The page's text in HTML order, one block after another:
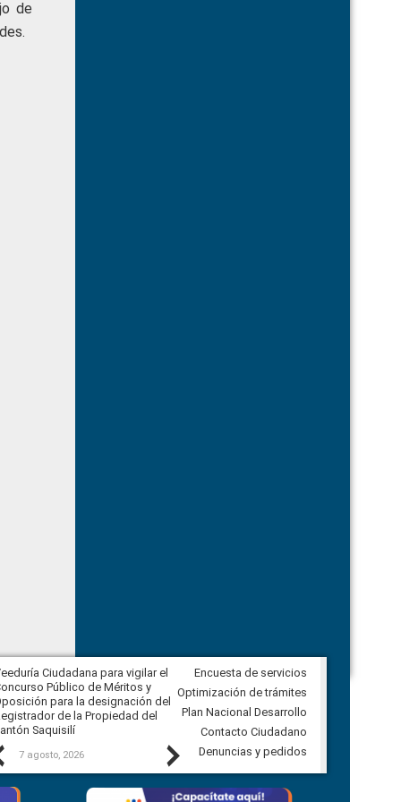
de
Previous
Ciudadana para vigilar el
Público de Méritos y
para la designación del
de la Propiedad del
Saquisilí
7 agosto, 2026
Veeduría Ciudadana para vigilar la
construcción del asfaltado de
diferentes barrios del sector de
Ballenita del cantón Santa Elena
7 agosto, 2026
Next
Encuesta de servicios
Optimización de trámites
Plan Nacional Desarrollo
Contacto Ciudadano
Denuncias y pedidos